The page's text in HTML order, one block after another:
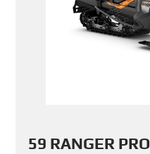
59 RANGER PRO